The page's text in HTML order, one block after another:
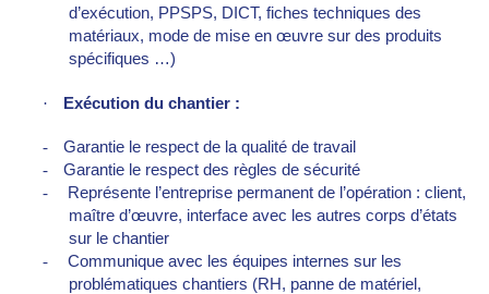
d’exécution, PPSPS, DICT, fiches techniques des
matériaux, mode de mise en œuvre sur des produits
spécifiques …)
· Exécution du chantier :
-
Garantie le respect de la qualité de travail
-
Garantie le respect des règles de sécurité
-
Représente l’entreprise permanent de l’opération : client,
maître d’œuvre, interface avec les autres corps d’états
sur le chantier
-
Communique avec les équipes internes sur les
problématiques chantiers (RH, panne de matériel,